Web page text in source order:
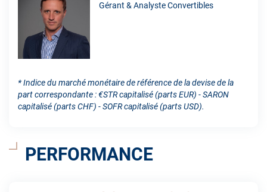
Gérant & Analyste Convertibles
* Indice du marché monétaire de référence de la devise de la
part correspondante : €STR capitalisé (parts EUR) - SARON
capitalisé (parts CHF) - SOFR capitalisé (parts USD).
PERFORMANCE